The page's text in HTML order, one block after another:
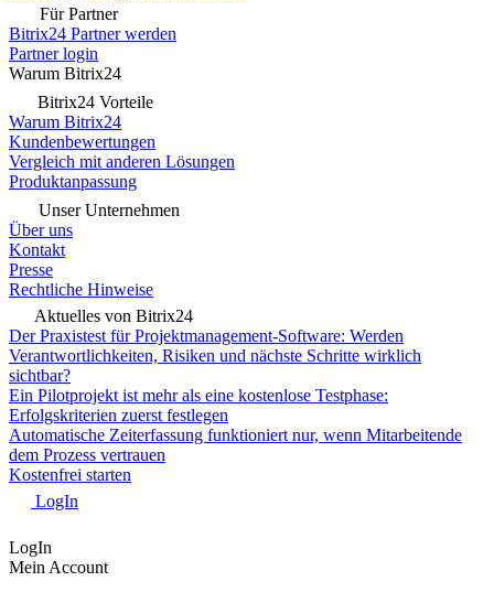
Für Partner
Bitrix24 Partner werden
Partner login
Warum Bitrix24
Bitrix24 Vorteile
Warum Bitrix24
Kundenbewertungen
Vergleich mit anderen Lösungen
Produktanpassung
Unser Unternehmen
Über uns
Kontakt
Presse
Rechtliche Hinweise
Aktuelles von Bitrix24
Der Praxistest für Projektmanagement-Software: Werden
Verantwortlichkeiten, Risiken und nächste Schritte wirklich
sichtbar?
Ein Pilotprojekt ist mehr als eine kostenlose Testphase:
Erfolgskriterien zuerst festlegen
Automatische Zeiterfassung funktioniert nur, wenn Mitarbeitende
dem Prozess vertrauen
Kostenfrei starten
LogIn
LogIn
Mein Account